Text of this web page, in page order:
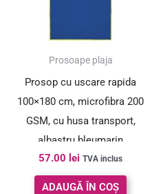
Prosoape plaja
Prosop cu uscare rapida
100×180 cm, microfibra 200
GSM, cu husa transport,
albastru bleumarin
57.00 lei TVA inclus
ADAUGĂ ÎN COȘ